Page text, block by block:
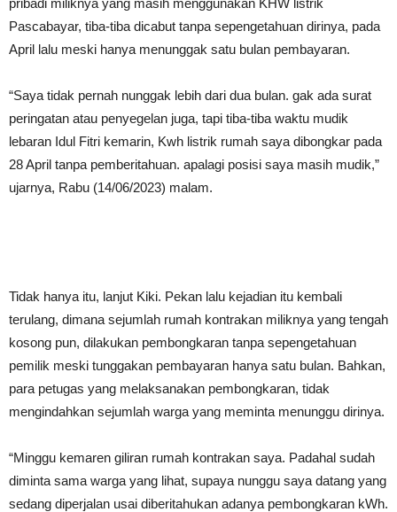
pribadi miliknya yang masih menggunakan KHW listrik
Pascabayar, tiba-tiba dicabut tanpa sepengetahuan dirinya, pada
April lalu meski hanya menunggak satu bulan pembayaran.
“Saya tidak pernah nunggak lebih dari dua bulan. gak ada surat
peringatan atau penyegelan juga, tapi tiba-tiba waktu mudik
lebaran Idul Fitri kemarin, Kwh listrik rumah saya dibongkar pada
28 April tanpa pemberitahuan. apalagi posisi saya masih mudik,”
ujarnya, Rabu (14/06/2023) malam.
Tidak hanya itu, lanjut Kiki. Pekan lalu kejadian itu kembali
terulang, dimana sejumlah rumah kontrakan miliknya yang tengah
kosong pun, dilakukan pembongkaran tanpa sepengetahuan
pemilik meski tunggakan pembayaran hanya satu bulan. Bahkan,
para petugas yang melaksanakan pembongkaran, tidak
mengindahkan sejumlah warga yang meminta menunggu dirinya.
“Minggu kemaren giliran rumah kontrakan saya. Padahal sudah
diminta sama warga yang lihat, supaya nunggu saya datang yang
sedang diperjalan usai diberitahukan adanya pembongkaran kWh.